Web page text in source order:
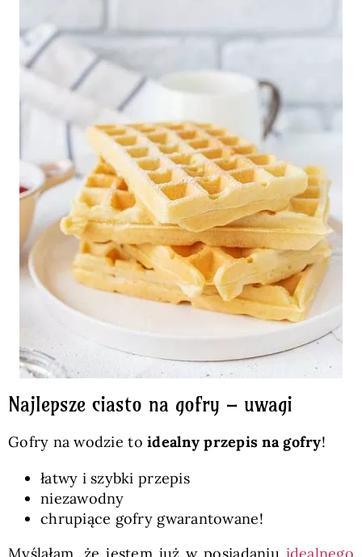
Najlepsze ciasto na gofry – uwagi
Gofry na wodzie to idealny przepis na gofry!
łatwy i szybki przepis
niezawodny
chrupiące gofry gwarantowane!